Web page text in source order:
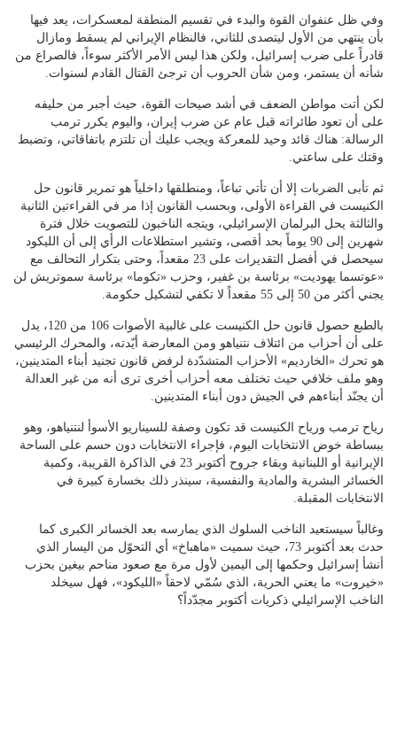
وفي ظل عنفوان القوة والبدء في تقسيم المنطقة لمعسكرات، يعد فيها
بأن ينتهي من الأول ليتصدى للثاني، فالنظام الإيراني لم يسقط ومازال
قادراً على ضرب إسرائيل، ولكن هذا ليس الأمر الأكثر سوءاً، فالصراع من
شأنه أن يستمر، ومن شأن الحروب أن ترجئ القتال القادم لسنوات.
لكن أتت مواطن الضعف في أشد صيحات القوة، حيث أجبر من حليفه
على أن تعود طائراته قبل عام عن ضرب إيران، واليوم يكرر ترمب
الرسالة: هناك قائد وحيد للمعركة ويجب عليك أن تلتزم باتفاقاتي، وتضبط
وقتك على ساعتي.
ثم تأبى الضربات إلا أن تأتي تباعاً، ومنطلقها داخلياً هو تمرير قانون حل
الكنيست في القراءة الأولى، وبحسب القانون إذا مر في القراءتين الثانية
والثالثة يحل البرلمان الإسرائيلي، ويتجه الناخبون للتصويت خلال فترة
شهرين إلى 90 يوماً بحد أقصى، وتشير استطلاعات الرأي إلى أن الليكود
سيحصل في أفضل التقديرات على 23 مقعداً، وحتى بتكرار التحالف مع
«عوتسما يهوديت» برئاسة بن غفير، وحزب «تكوما» برئاسة سموتريش لن
يجني أكثر من 50 إلى 55 مقعداً لا تكفي لتشكيل حكومة.
بالطبع حصول قانون حل الكنيست على غالبية الأصوات 106 من 120، يدل
على أن أحزاب من ائتلاف نتنياهو ومن المعارضة أيّدته، والمحرك الرئيسي
هو تحرك «الخارديم» الأحزاب المتشدّدة لرفض قانون تجنيد أبناء المتدينين،
وهو ملف خلافي حيث تختلف معه أحزاب أخرى ترى أنه من غير العدالة
أن يجنّد أبناءهم في الجيش دون أبناء المتدينين.
رياح ترمب ورياح الكنيست قد تكون وصفة للسيناريو الأسوأ لنتنياهو، وهو
ببساطة خوض الانتخابات اليوم، فإجراء الانتخابات دون حسم على الساحة
الإيرانية أو اللبنانية وبقاء جروح أكتوبر 23 في الذاكرة القريبة، وكمية
الخسائر البشرية والمادية والنفسية، سينذر ذلك بخسارة كبيرة في
الانتخابات المقبلة.
وغالباً سيستعيد الناخب السلوك الذي يمارسه بعد الخسائر الكبرى كما
حدث بعد أكتوبر 73، حيث سميت «ماهباخ» أي التحوّل من اليسار الذي
أنشأ إسرائيل وحكمها إلى اليمين لأول مرة مع صعود مناحم بيغين بحزب
«خيروت» ما يعني الحرية، الذي سُمّي لاحقاً «الليكود»، فهل سيخلد
الناخب الإسرائيلي ذكريات أكتوبر مجدّداً؟